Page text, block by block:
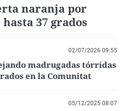
naranja por
37 grados
02/07/2026 09:55
madrugadas tórridas
en la Comunitat
05/12/2025 08:07